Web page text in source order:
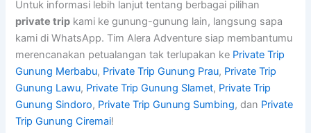
Untuk informasi lebih lanjut tentang berbagai pilihan
private trip kami ke gunung-gunung lain, langsung sapa
kami di WhatsApp. Tim Alera Adventure siap membantumu
merencanakan petualangan tak terlupakan ke Private Trip
Gunung Merbabu, Private Trip Gunung Prau, Private Trip
Gunung Lawu, Private Trip Gunung Slamet, Private Trip
Gunung Sindoro, Private Trip Gunung Sumbing, dan Private
Trip Gunung Ciremai!